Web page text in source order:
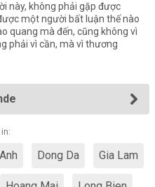
này, không phải gặp được
một người bất luận thế nào
lưng. Ở lại không phải vì cần, mà vì thương
Dong Da Gia Lam